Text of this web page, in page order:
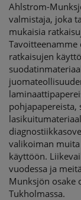
Ahlstrom-
valmistaja, joka
mukaisia
ratkaisujen
pohjapapereista,
valikoiman
käyttöön.
vuodessa ja
Munksjön osake
Tukholmassa.